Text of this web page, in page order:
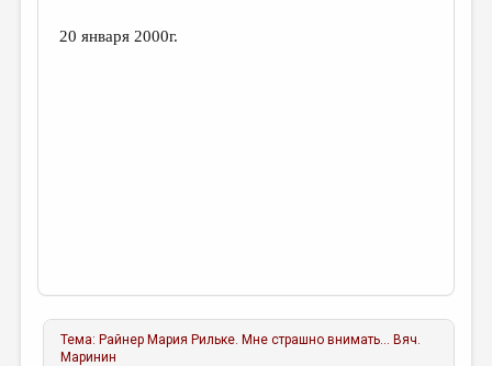
20 января 2000г.
Тема: Райнер Мария Рильке. Мне страшно внимать... Вяч.
Маринин